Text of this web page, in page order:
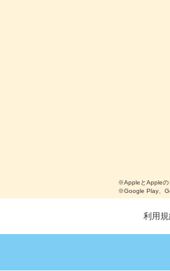
※AppleとAppleの
※Google Play、
利用